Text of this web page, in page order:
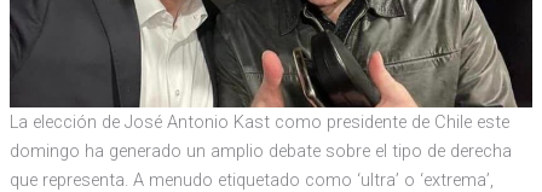
La elección de José Antonio Kast como presidente de Chile este
domingo ha generado un amplio debate sobre el tipo de derecha
que representa. A menudo etiquetado como ‘ultra’ o ‘extrema’,